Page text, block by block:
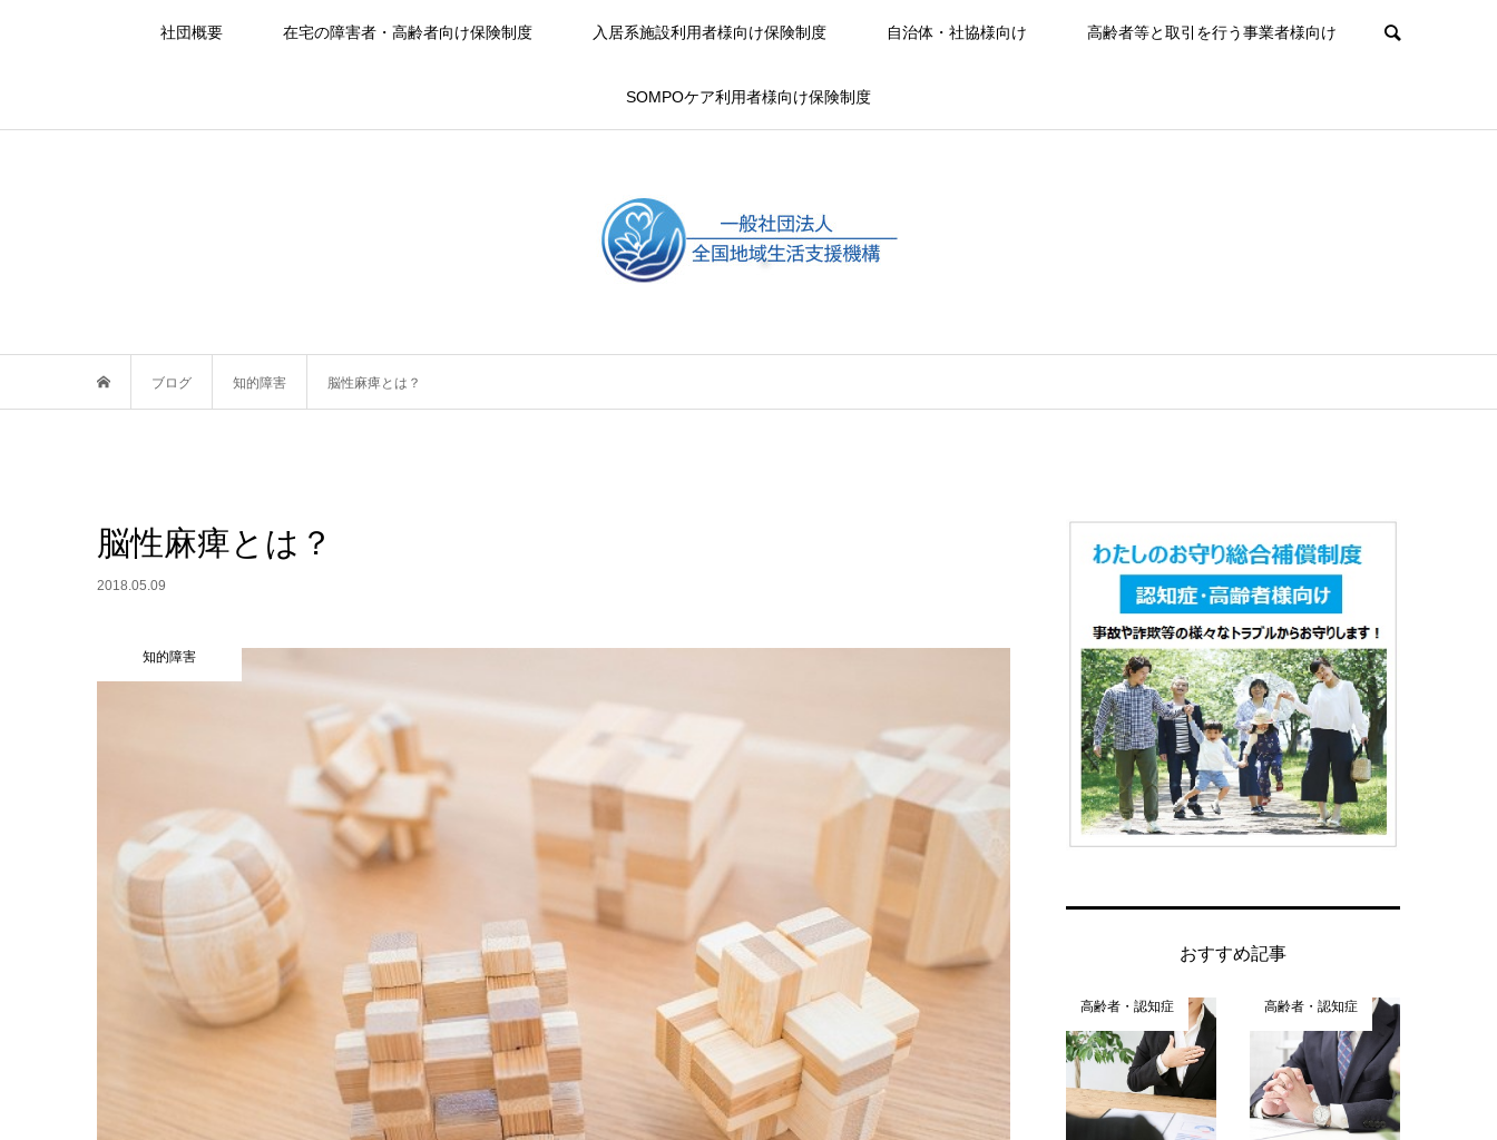
社団概要 在宅の障害者・高齢者向け保険制度 入居系施設利用者様向け保険制度 自治体・社協様向け 高齢者等と取引を行う事業者様向け
SOMPOケア利用者様向け保険制度
ブログ 知的障害 脳性麻痺とは？
脳性麻痺とは？
2018.05.09
知的障害
おすすめ記事
高齢者・認知症 高齢者・認知症